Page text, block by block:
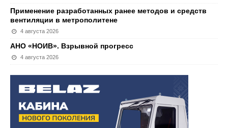
Применение разработанных ранее методов и средств
вентиляции в метрополитене
4 августа 2026
АНО «НОИВ». Взрывной прогресс
4 августа 2026